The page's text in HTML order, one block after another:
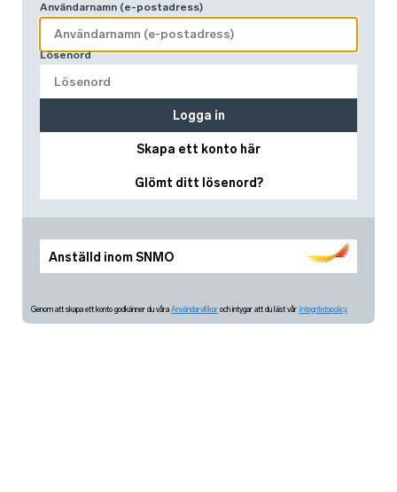
Anställd inom SNMO
Användarnamn (e-postadress)
Lösenord
Skapa ett konto här
Glömt ditt lösenord?
Logga in
Genom att skapa ett konto godkänner du våra Användarvillkor och intygar att du läst vår Integritetspolicy.